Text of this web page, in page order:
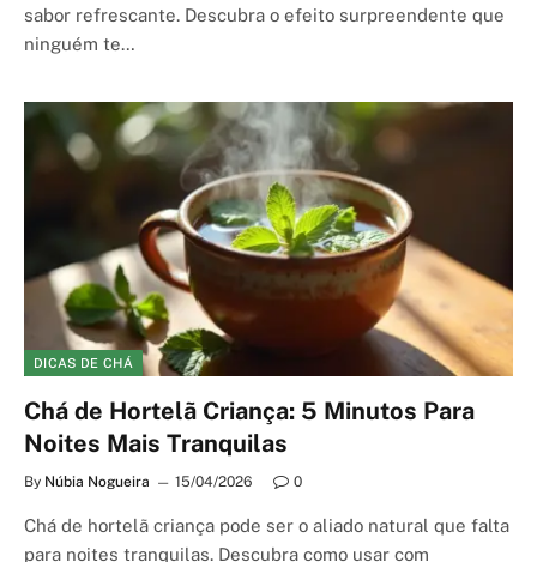
sabor refrescante. Descubra o efeito surpreendente que
ninguém te…
DICAS DE CHÁ
Chá de Hortelã Criança: 5 Minutos Para
Noites Mais Tranquilas
By Núbia Nogueira 15/04/2026 0
Chá de hortelã criança pode ser o aliado natural que falta
para noites tranquilas. Descubra como usar com